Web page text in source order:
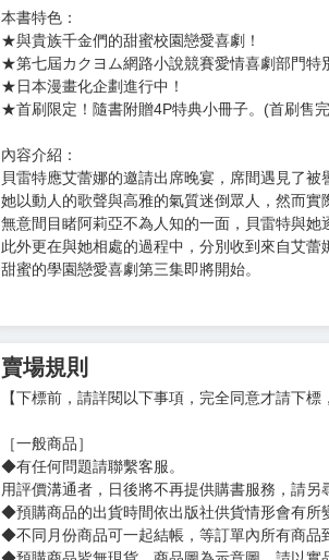
購買評價限制
使用超商取貨付款：負評≦1分 超商未取貨
書名：貴族千金只願意親近我。 (3)
插畫：GreeN
售價：240元
出版社：台灣角川
本書特色：
★與貴族千金們的甜蜜校園戀愛喜劇！
★首刷限定！隨書附贈4P特典小冊子。(首刷售
內容介紹：
貝雷特應艾蕾娜的邀請出席晚宴，席間遇見了
無意間目睹阿莉亞不為人知的一面，貝雷特與她
此外更在與她相處的過程中，分別收到來自艾蕾
甜蜜的學園戀愛喜劇第三集即將開始。